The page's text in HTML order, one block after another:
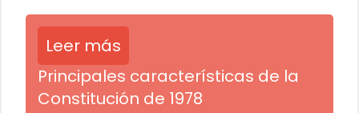
Leer más
Principales características de la
Constitución de 1978